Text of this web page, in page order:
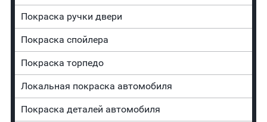
Покраска ручки двери
Покраска спойлера
Покраска торпедо
Локальная покраска автомобиля
Покраска деталей автомобиля